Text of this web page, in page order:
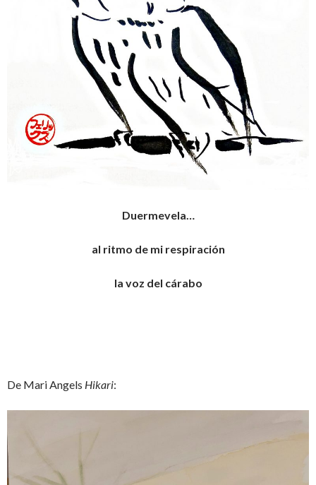
Duermevela…
al ritmo de mi respiración
la voz del cárabo
De Mari Angels Hikari: